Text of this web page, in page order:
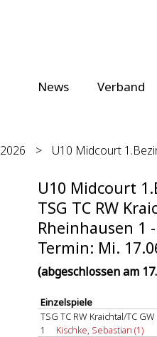
News Verband
>
U10 Midcourt
U10 Midcourt
TSG TC RW
Rheinhausen 1
Termin: Mi.
(abgeschlossen am
Einzelspiele
TSG TC RW Kraichtal/TC
1
Kischke, Sebastian (1)